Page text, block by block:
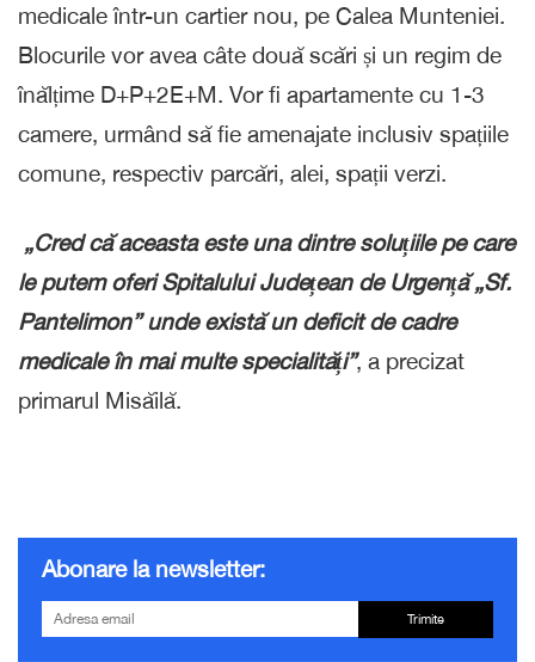
medicale într-un cartier nou, pe Calea Munteniei.
Blocurile vor avea câte două scări și un regim de
înălțime D+P+2E+M. Vor fi apartamente cu 1-3
camere, urmând să fie amenajate inclusiv spațiile
comune, respectiv parcări, alei, spații verzi.
„Cred că aceasta este una dintre soluțiile pe care
le putem oferi Spitalului Județean de Urgență „Sf.
Pantelimon” unde există un deficit de cadre
medicale în mai multe specialități”, a precizat
primarul Misăilă.
Abonare la newsletter:
Trimite